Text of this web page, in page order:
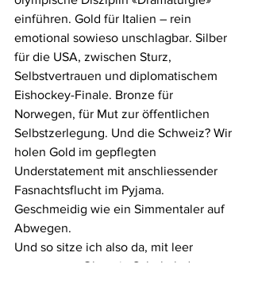
einführen. Gold für Italien – rein
emotional sowieso unschlagbar. Silber
für die USA, zwischen Sturz,
Selbstvertrauen und diplomatischem
Eishockey-Finale. Bronze für
Norwegen, für Mut zur öffentlichen
Selbstzerlegung. Und die Schweiz? Wir
holen Gold im gepflegten
Understatement mit anschliessender
Fasnachtsflucht im Pyjama.
Geschmeidig wie ein Simmentaler auf
Abwegen.
Und so sitze ich also da, mit leer
gegessener Olympia-Schokolade,